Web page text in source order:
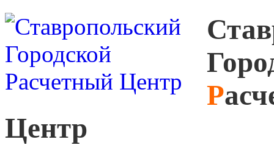
С
Г
Р
Центр